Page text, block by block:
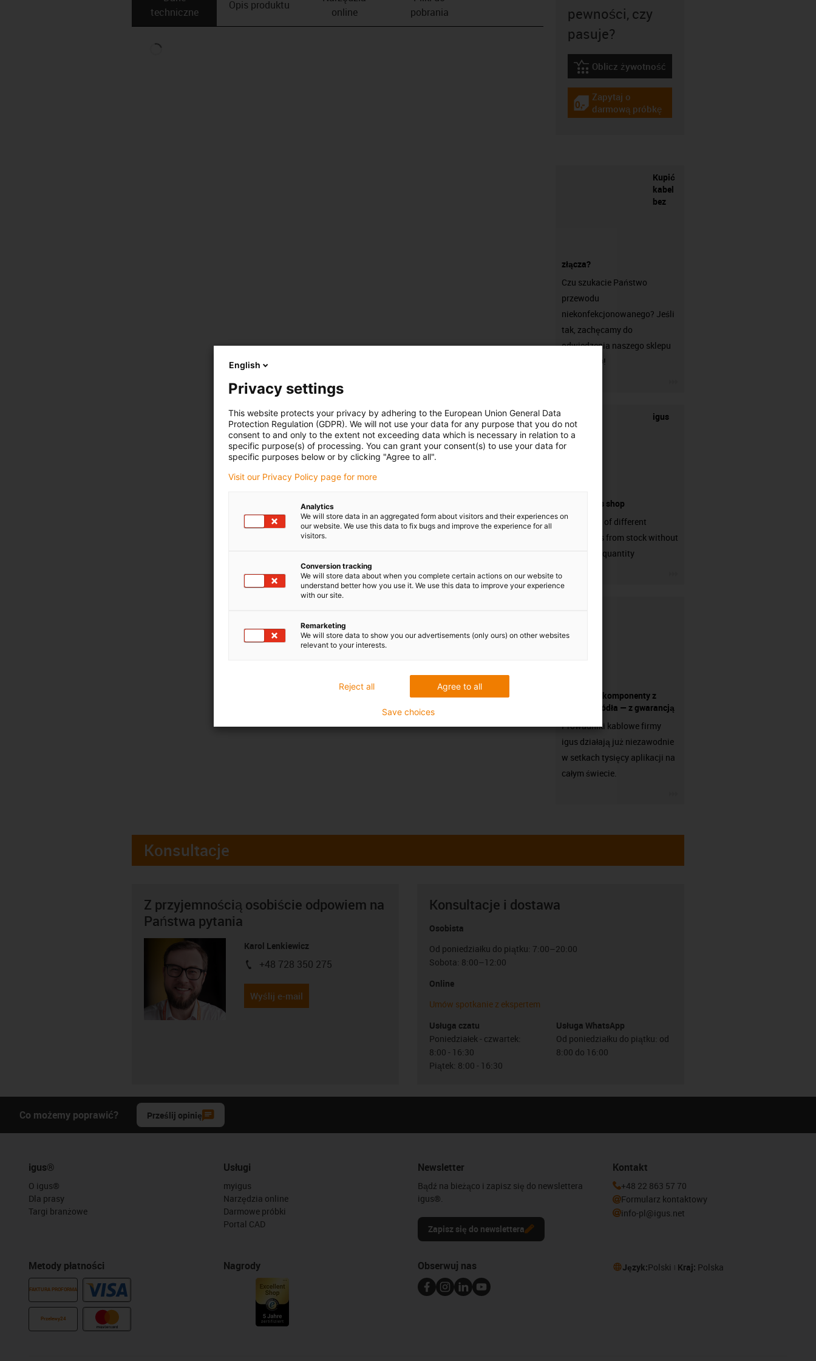
techniczne
Opis ­produktu
online
pobrania
pewności, czy
pasuje?
igus-icon-lebensdauerrechner
Oblicz żywotność
igus-icon-gratismuster
Zapytaj o
darmową próbkę
Kupić
kabel
bez
złącza?
Czu szukacie Państwo
przewodu
niekonfekcjonowanego? Jeśli
tak, zachęcamy do
odwiedzenia naszego sklepu
chainflex®!
igus
connectors shop
big variaty of different
connectors from stock without
min. order quantity
Wszystkie komponenty z
jednego źródła — z gwarancją
Prowadniki kablowe firmy
igus działają już niezawodnie
w setkach tysięcy aplikacji na
całym świecie.
Konsultacje
Z przyjemnością osobiście odpowiem na
Państwa pytania
Karol Lenkiewicz
igus-icon-phone
+48 728 350 275
Wyślij e-mail
Konsultacje i dostawa
Osobista
Od poniedziałku do piątku: 7:00–20:00
Sobota: 8:00–12:00
Online
Umów spotkanie z ekspertem
Usługa czatu
Poniedziałek - czwartek:
8:00 - 16:30
Piątek: 8:00 - 16:30
Usługa WhatsApp
Od poniedziałku do piątku: od
8:00 do 16:00
Co możemy poprawić? Prześlij opinię
igus®
O igus®
Dla prasy
Targi branżowe
Metody płatności
FAKTURA PROFORMA
Przelewy24
Usługi
myigus
Narzędzia online
Darmowe próbki
Portal CAD
Nagrody
Newsletter
Bądź na bieżąco i zapisz się do newslettera
igus®.
Zapisz się do newslettera
Kontakt
+48 22 863 57 70
Formularz kontaktowy
info-pl@igus.net
Obserwuj nas Język:Polski Kraj: Polska
English
Privacy settings
This website protects your privacy by adhering to the European Union General Data
Protection Regulation (GDPR). We will not use your data for any purpose that you do not
consent to and only to the extent not exceeding data which is necessary in relation to a
specific purpose(s) of processing. You can grant your consent(s) to use your data for
specific purposes below or by clicking "Agree to all".
Visit our Privacy Policy page for more
Analytics
We will store data in an aggregated form about visitors and their experiences on
our website. We use this data to fix bugs and improve the experience for all
visitors.
Conversion tracking
We will store data about when you complete certain actions on our website to
understand better how you use it. We use this data to improve your experience
with our site.
Remarketing
We will store data to show you our advertisements (only ours) on other websites
relevant to your interests.
Agree to all
Reject all
Save choices